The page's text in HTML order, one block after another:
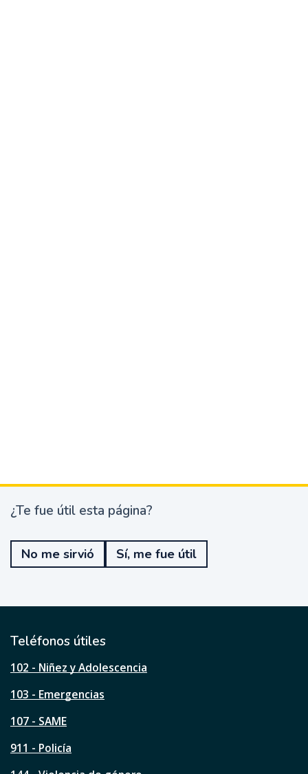
¿
e
u
t
l
s
a
á
i
¿Te fue útil esta página?
No me sirvió Sí, me fue útil
Teléfonos útiles
102 - Niñez y Adolescencia
103 - Emergencias
107 - SAME
911 - Policía